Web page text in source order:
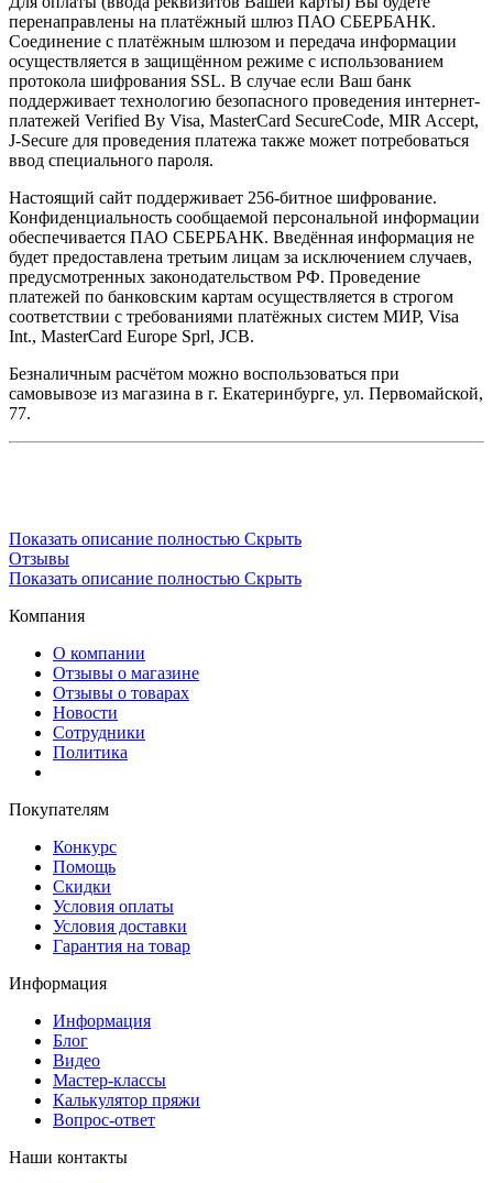
перенаправлены на платёжный шлюз ПАО СБЕРБАНК.
Соединение с платёжным шлюзом и передача информации
осуществляется в защищённом режиме с использованием
протокола шифрования SSL. В случае если Ваш банк
поддерживает технологию безопасного проведения интернет-
платежей Verified By Visa, MasterCard SecureCode, MIR Accept,
J-Secure для проведения платежа также может потребоваться
ввод специального пароля.
Настоящий сайт поддерживает 256-битное шифрование.
Конфиденциальность сообщаемой персональной информации
обеспечивается ПАО СБЕРБАНК. Введённая информация не
будет предоставлена третьим лицам за исключением случаев,
предусмотренных законодательством РФ. Проведение
платежей по банковским картам осуществляется в строгом
соответствии с требованиями платёжных систем МИР, Visa
Int., MasterCard Europe Sprl, JCB.
Безналичным расчётом можно воспользоваться при
самовывозе из магазина в г. Екатеринбурге, ул. Первомайской,
77.
Показать описание полностью Скрыть
Отзывы
Показать описание полностью Скрыть
Компания
О компании
Отзывы о магазине
Отзывы о товарах
Новости
Сотрудники
Политика
Покупателям
Конкурс
Помощь
Скидки
Условия оплаты
Условия доставки
Гарантия на товар
Информация
Информация
Блог
Видео
Мастер-классы
Калькулятор пряжи
Вопрос-ответ
Наши контакты